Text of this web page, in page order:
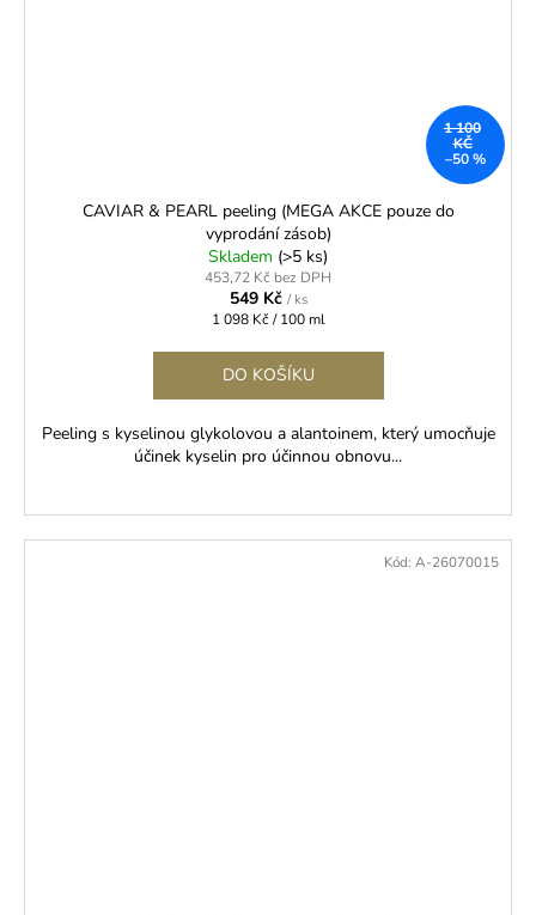
1 100
KČ
–50 %
CAVIAR & PEARL peeling (MEGA AKCE pouze do
vyprodání zásob)
Skladem (>5 ks)
453,72 Kč bez DPH
549 Kč / ks
Měrná
1 098 Kč / 100 ml
DO KOŠÍKU
Peeling s kyselinou glykolovou a alantoinem, který umocňuje
účinek kyselin pro účinnou obnovu...
Kód: A-26070015